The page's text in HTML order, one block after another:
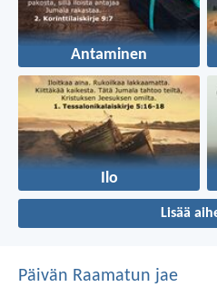
Antaminen
Ilo
Lisää
Päivän Raamatun jae